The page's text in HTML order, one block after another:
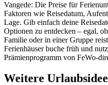
Vangede: Die Preise für
Faktoren wie Reisedatum,
Lage. Gib einfach deine
Optionen zu entdecken – egal,
Familie oder in einer Gruppe
Ferienhäuser buche früh und
Prämienprogramm von FeWo-
Weitere